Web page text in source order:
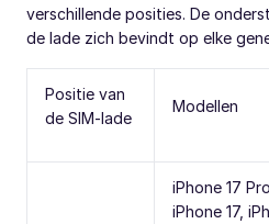
verschillende posities. De
de lade zich bevindt op elke
Positie van
de SIM-lade
Modellen
iPhone 17
iPhone 17,